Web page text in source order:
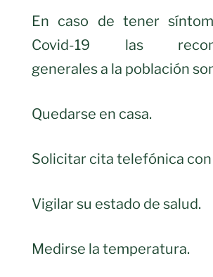
En caso de tener
Covid-19 las
generales a la población
Quedarse en casa.
Solicitar cita telefónica con
Vigilar su estado de salud.
Medirse la temperatura.